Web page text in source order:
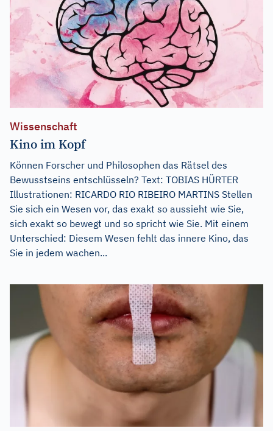
Wissenschaft
Kino im Kopf
Können Forscher und Philosophen das Rätsel des
Bewusstseins entschlüsseln? Text: TOBIAS HÜRTER
Illustrationen: RICARDO RIO RIBEIRO MARTINS Stellen
Sie sich ein Wesen vor, das exakt so aussieht wie Sie,
sich exakt so bewegt und so spricht wie Sie. Mit einem
Unterschied: Diesem Wesen fehlt das innere Kino, das
Sie in jedem wachen...